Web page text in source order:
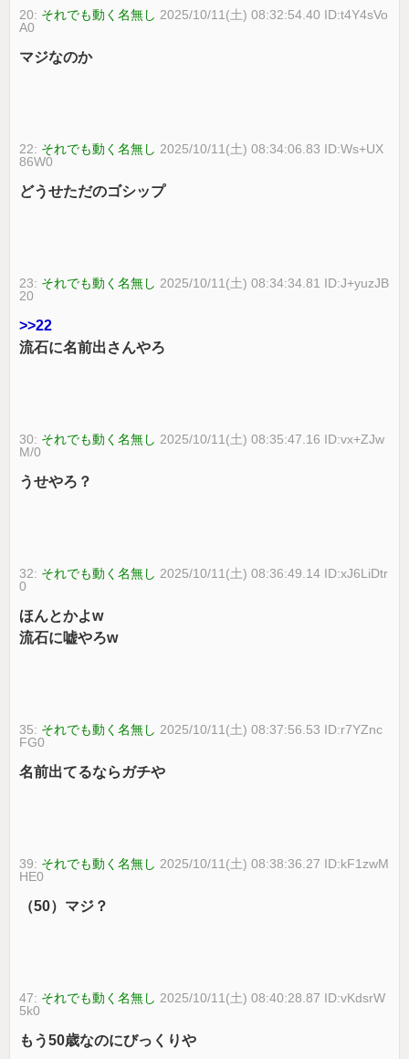
20: それでも動く名無し 2025/10/11(土) 08:32:54.40 ID:t4Y4sVo
A0
マジなのか
22: それでも動く名無し 2025/10/11(土) 08:34:06.83 ID:Ws+UX
86W0
どうせただのゴシップ
23: それでも動く名無し 2025/10/11(土) 08:34:34.81 ID:J+yuzJB
20
>>22
流石に名前出さんやろ
30: それでも動く名無し 2025/10/11(土) 08:35:47.16 ID:vx+ZJw
M/0
うせやろ？
32: それでも動く名無し 2025/10/11(土) 08:36:49.14 ID:xJ6LiDtr
0
ほんとかよw
流石に嘘やろw
35: それでも動く名無し 2025/10/11(土) 08:37:56.53 ID:r7YZnc
FG0
名前出てるならガチや
39: それでも動く名無し 2025/10/11(土) 08:38:36.27 ID:kF1zwM
HE0
（50）マジ？
47: それでも動く名無し 2025/10/11(土) 08:40:28.87 ID:vKdsrW
5k0
もう50歳なのにびっくりや